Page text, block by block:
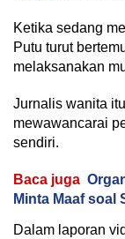
Ketika sedang
Putu turut
melaksanakan
Jurnalis wanita
mewawancarai
sendiri.
Baca juga
Minta Maaf soal
Dalam laporan